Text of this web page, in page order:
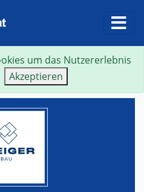
Zurück
um das Nutzererlebnis
Akzeptieren